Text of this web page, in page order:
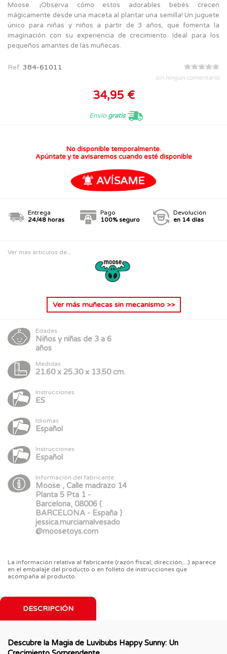
Moose. ¡Observa cómo estos adorables bebés crecen
mágicamente desde una maceta al plantar una semilla! Un juguete
único para niñas y niños a partir de 3 años, que fomenta la
imaginación con su experiencia de crecimiento. Ideal para los
pequeños amantes de las muñecas.
Ref. 384-61011
sin ningún comentario
34,95 €
Envíogratis
No disponible temporalmente.
Apúntate y te avisaremos cuando esté disponible
Entrega
24/48 horas
Pago
100% seguro
Devolución
en 14 días
Ver más artículos de...
Ver más muñecas sin mecanismo>>
Edades
Niños y niñas de 3 a 6
años
Medidas
21.60 x 25.30 x 13.50 cm.
Instrucciones
ES
Idiomas
Español
Instrucciones
Español
Información del fabricante
Moose , Calle madrazo 14
Planta 5 Pta 1 -
Barcelona, 08006 (
BARCELONA - España )
jessica.murciamalvesado
@moosetoys.com
La información relativa al fabricante (razón fiscal, dirección,...) aparece
en el embalaje del producto o en folleto de instrucciones que
acompaña al producto.
DESCRIPCIÓN
Descubre la Magia de Luvibubs Happy Sunny: Un